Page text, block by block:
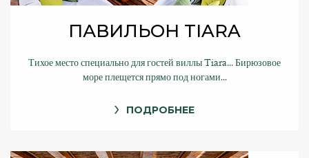
ПАВИЛЬОН TIARA
Тихое место специально для гостей виллы Tiara... Бирюзовое
море плещется прямо под ногами...
ПОДРОБНЕЕ